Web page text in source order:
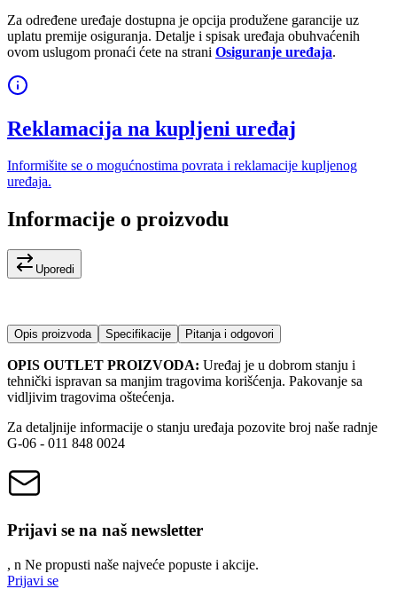
Za određene uređaje dostupna je opcija produžene garancije uz
uplatu premije osiguranja. Detalje i spisak uređaja obuhvaćenih
ovom uslugom pronaći ćete na strani Osiguranje uređaja.
Reklamacija na kupljeni uređaj
Informišite se o mogućnostima povrata i reklamacije kupljenog
uređaja.
Informacije o proizvodu
Uporedi
Opis proizvoda Specifikacije Pitanja i odgovori
OPIS OUTLET PROIZVODA: Uređaj je u dobrom stanju i
tehnički ispravan sa manjim tragovima korišćenja. Pakovanje sa
vidljivim tragovima oštećenja.
Za detaljnije informacije o stanju uređaja pozovite broj naše radnje
G-06 - 011 848 0024
Prijavi se na naš newsletter
, n Ne propusti naše najveće popuste i akcije.
Prijavi se